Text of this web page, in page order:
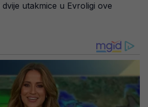
utakmice u Evroligi ove